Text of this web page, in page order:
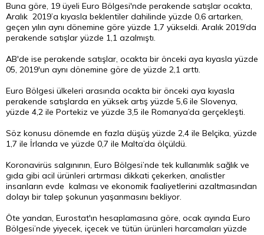
Buna göre, 19 üyeli Euro Bölgesi'nde perakende satışlar ocakta,
Aralık 2019’a kıyasla beklentiler dahilinde yüzde 0,6 artarken,
geçen yılın aynı dönemine göre yüzde 1,7 yükseldi. Aralık 2019’da
perakende satışlar yüzde 1,1 azalmıştı.
AB'de ise perakende satışlar, ocakta bir önceki aya kıyasla yüzde
05, 2019'un aynı dönemine göre de yüzde 2,1 arttı.
Euro Bölgesi ülkeleri arasında ocakta bir önceki aya kıyasla
perakende satışlarda en yüksek artış yüzde 5,6 ile Slovenya,
yüzde 4,2 ile Portekiz ve yüzde 3,5 ile Romanya’da gerçekleşti.
Söz konusu dönemde en fazla düşüş yüzde 2,4 ile Belçika, yüzde
1,7 ile İrlanda ve yüzde 0,7 ile Malta’da ölçüldü.
Koronavirüs salgınının, Euro Bölgesi’nde tek kullanımlık sağlık ve
gıda gibi acil ürünleri artırması dikkati çekerken, analistler
insanların evde kalması ve ekonomik faaliyetlerini azaltmasından
dolayı bir talep şokunun yaşanmasını bekliyor.
Öte yandan, Eurostat'ın hesaplamasına göre, ocak ayında Euro
Bölgesi’nde yiyecek, içecek ve tütün ürünleri harcamaları yüzde